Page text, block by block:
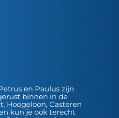
en Paulus zijn
binnen in de
Hoogeloon, Casteren
kun je ook terecht